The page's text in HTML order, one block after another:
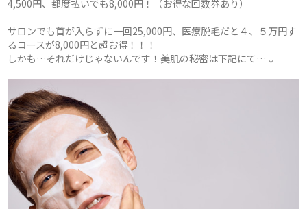
4,500円、都度払いでも8,000円！（お得な回数券あり）
サロンでも首が入らずに一回25,000円、医療脱毛だと４、５万円す
るコースが8,000円と超お得！！！
しかも…それだけじゃないんです！美肌の秘密は下記にて…↓